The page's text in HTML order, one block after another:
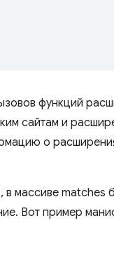
функций
сайтам и
о
массиве matches
Вот пример